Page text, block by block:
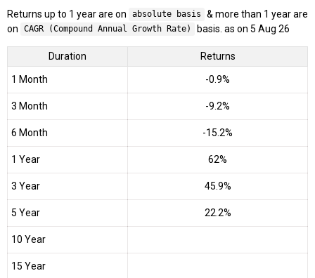
Returns up to 1 year are on absolute basis
& more than 1 year are
on
CAGR (Compound Annual Growth Rate) basis. as on 5 Aug 26
Duration Returns
1 Month -0.9%
3 Month -9.2%
6 Month -15.2%
1 Year 62%
3 Year 45.9%
5 Year 22.2%
10 Year
15 Year